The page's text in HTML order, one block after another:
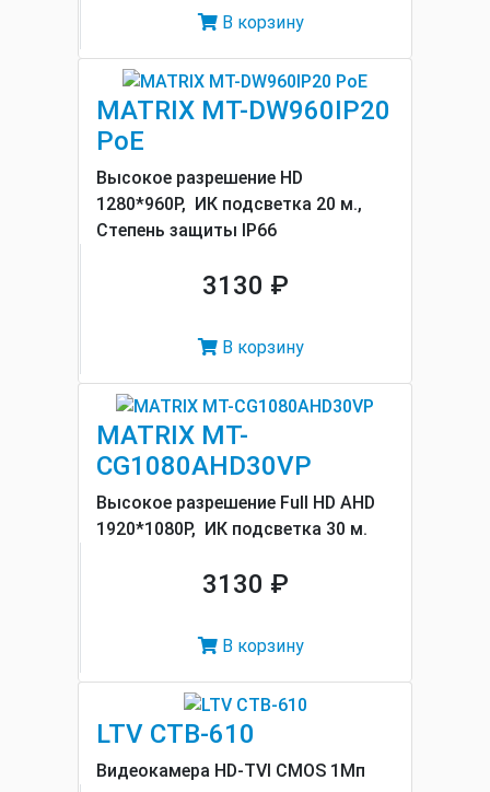
В корзину
MATRIX MT-DW960IP20
PoE
Высокое разрешение HD
1280*960P, ИК подсветка 20 м.,
Cтепень защиты IP66
3130 ₽
В корзину
MATRIX MT-
CG1080AHD30VP
Высокое разрешение Full HD AHD
1920*1080P, ИК подсветка 30 м.
3130 ₽
В корзину
LTV CTB-610
Видеокамера HD-TVI CMOS 1Мп